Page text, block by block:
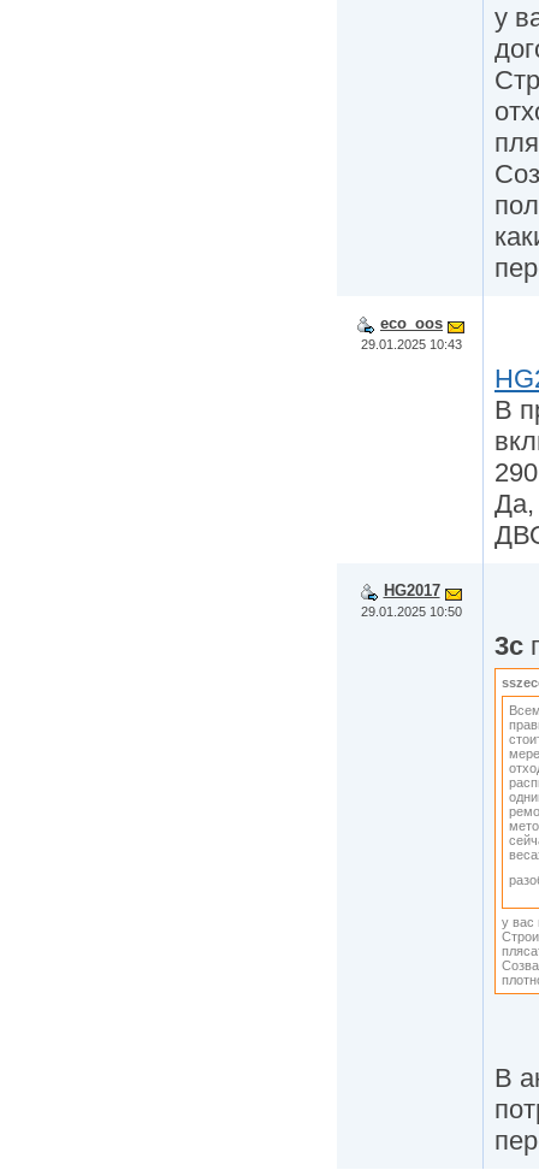
у
eco_oos
29.01.2025 10:43
В
Да,
HG2017
29.01.2025 10:50
3c
у вас
В